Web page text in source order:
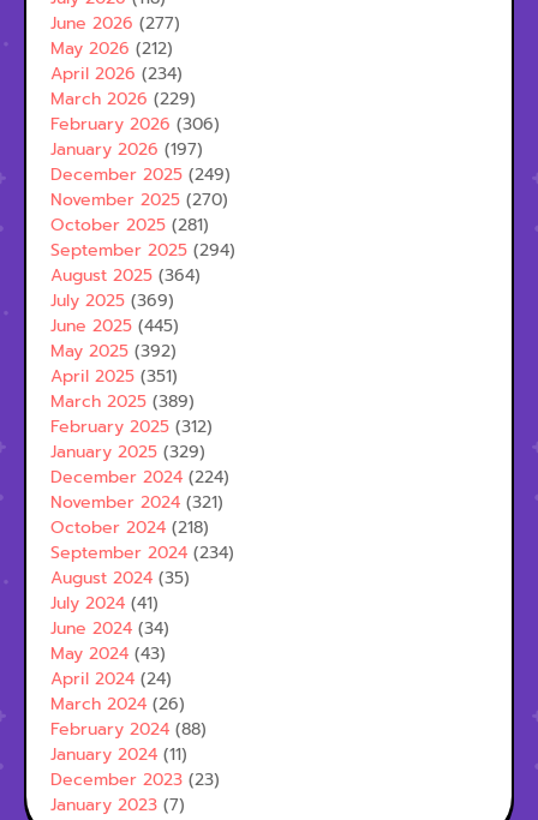
June 2026 (277)
May 2026 (212)
April 2026 (234)
March 2026 (229)
February 2026 (306)
January 2026 (197)
December 2025 (249)
November 2025 (270)
October 2025 (281)
September 2025 (294)
August 2025 (364)
July 2025 (369)
June 2025 (445)
May 2025 (392)
April 2025 (351)
March 2025 (389)
February 2025 (312)
January 2025 (329)
December 2024 (224)
November 2024 (321)
October 2024 (218)
September 2024 (234)
August 2024 (35)
July 2024 (41)
June 2024 (34)
May 2024 (43)
April 2024 (24)
March 2024 (26)
February 2024 (88)
January 2024 (11)
December 2023 (23)
January 2023 (7)